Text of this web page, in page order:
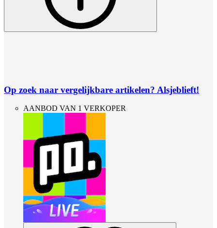
Op zoek naar vergelijkbare artikelen? Alsjeblieft!
AANBOD VAN 1 VERKOPER